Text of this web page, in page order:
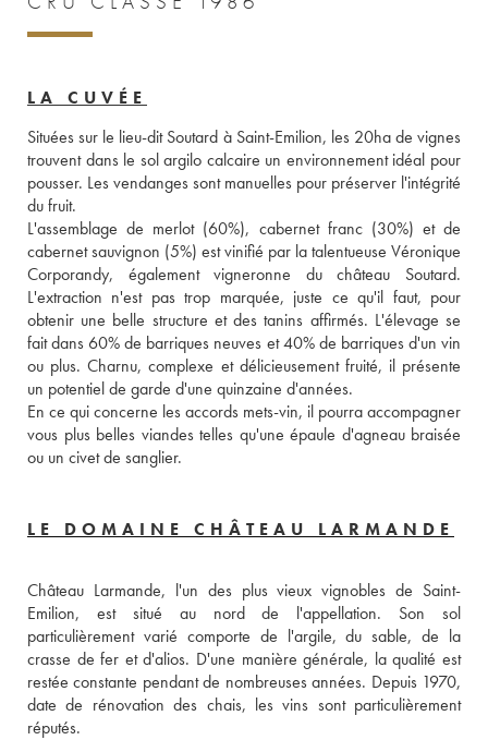
LA CUVÉE
Situées sur le lieu-dit Soutard à Saint-Emilion, les 20ha de vignes
trouvent dans le sol argilo calcaire un environnement idéal pour
pousser. Les vendanges sont manuelles pour préserver l'intégrité
du fruit.
L'assemblage de merlot (60%), cabernet franc (30%) et de
cabernet sauvignon (5%) est vinifié par la talentueuse Véronique
Corporandy, également vigneronne du château Soutard.
L'extraction n'est pas trop marquée, juste ce qu'il faut, pour
obtenir une belle structure et des tanins affirmés. L'élevage se
fait dans 60% de barriques neuves et 40% de barriques d'un vin
ou plus. Charnu, complexe et délicieusement fruité, il présente
un potentiel de garde d'une quinzaine d'années.
En ce qui concerne les accords mets-vin, il pourra accompagner
vous plus belles viandes telles qu'une épaule d'agneau braisée
LE DOMAINE CHÂTEAU LARMANDE
Château Larmande, l'un des plus vieux vignobles de Saint-
Emilion, est situé au nord de l'appellation. Son sol
particulièrement varié comporte de l'argile, du sable, de la
crasse de fer et d'alios. D'une manière générale, la qualité est
restée constante pendant de nombreuses années. Depuis 1970,
date de rénovation des chais, les vins sont particulièrement
réputés.